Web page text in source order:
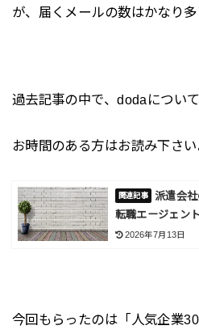
が、届くメールの数はかなり多
過去記事の中で、dodaについ
お時間のある方はお読み下さい
派遣会
転職エージェン
2026年7月13日
今回もらったのは「人気企業